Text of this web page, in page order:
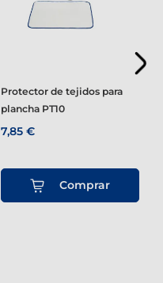
Protector de tejidos para
plancha PT10
7,85 €
Comprar